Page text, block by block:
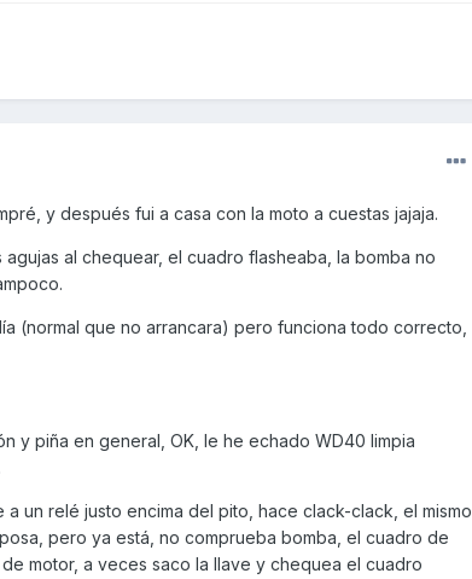
y después fui a casa con la moto a cuestas jajaja.
al chequear, el cuadro flasheaba, la bomba no
(normal que no arrancara) pero funciona todo correcto,
y piña en general, OK, le he echado WD40 limpia
un relé justo encima del pito, hace clack-clack, el mismo
pero ya está, no comprueba bomba, el cuadro de
motor, a veces saco la llave y chequea el cuadro